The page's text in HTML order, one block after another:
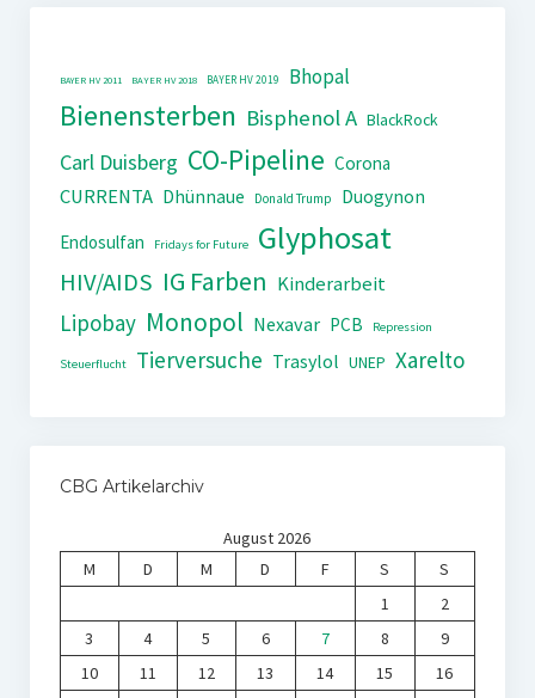
BAYER HV 2011 BAYER HV 2018 BAYER HV 2019 Bhopal
Bienensterben Bisphenol A BlackRock
Carl Duisberg CO-Pipeline Corona
CURRENTA Dhünnaue Donald Trump
Duogynon
Endosulfan
Fridays for Future Glyphosat
HIV/AIDS IG Farben Kinderarbeit
Lipobay Monopol Nexavar PCB Repression
Steuerflucht Tierversuche Trasylol UNEP Xarelto
CBG Artikelarchiv
August 2026
M
D M D F S
S
1
2
3
4 5 6 7 8
9
10
11 12 13 14 15
16